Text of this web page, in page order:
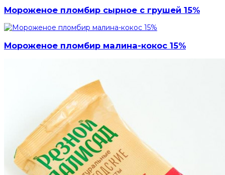
Мороженое пломбир сырное с грушей 15%
Мороженое пломбир малина-кокос 15%